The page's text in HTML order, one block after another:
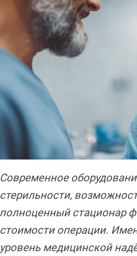
Современное
стерильности,
полноценный стационар
стоимости операции.
уровень медицинской